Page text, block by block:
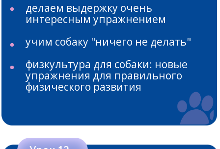
Владение всеми базовыми
упражнениямидля бытового или
нормативного послушания.
А значит, комфортные прогулки и
хороший контакт с собакой в быту и
на тренировках